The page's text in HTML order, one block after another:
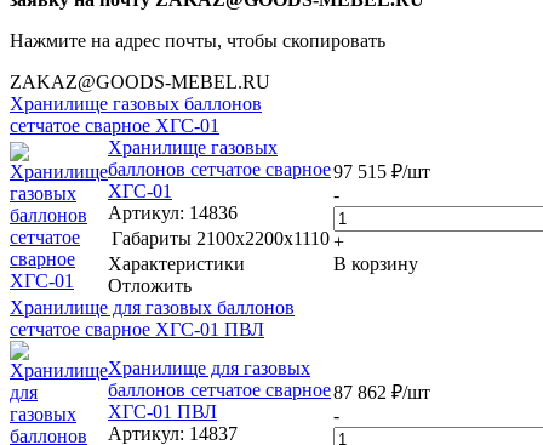
Нажмите на адрес почты, чтобы скопировать
ZAKAZ@GOODS-MEBEL.RU
Хранилище газовых баллонов
сетчатое сварное ХГС-01
Хранилище газовых
баллонов сетчатое сварное
ХГС-01
Артикул: 14836
Габариты 2100х2200х1110
Характеристики
Отложить
97 515 ₽/шт
-
+
В корзину
Хранилище для газовых баллонов
сетчатое сварное ХГС-01 ПВЛ
Хранилище для газовых
баллонов сетчатое сварное
ХГС-01 ПВЛ
Артикул: 14837
87 862 ₽/шт
-